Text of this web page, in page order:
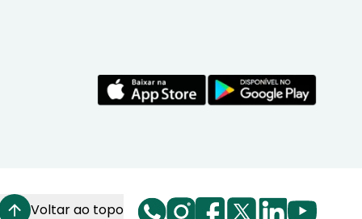
Voltar ao topo